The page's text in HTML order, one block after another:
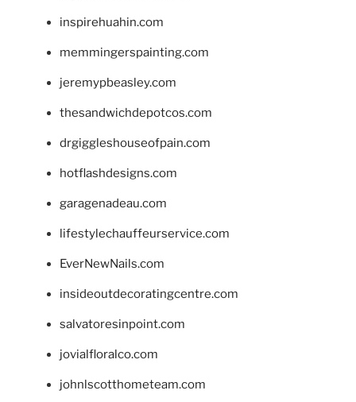
inspirehuahin.com
memmingerspainting.com
jeremypbeasley.com
thesandwichdepotcos.com
drgiggleshouseofpain.com
hotflashdesigns.com
garagenadeau.com
lifestylechauffeurservice.com
EverNewNails.com
insideoutdecoratingcentre.com
salvatoresinpoint.com
jovialfloralco.com
johnlscotthometeam.com